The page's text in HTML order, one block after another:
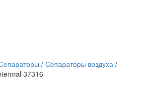
/ Сепараторы воздуха /
37316